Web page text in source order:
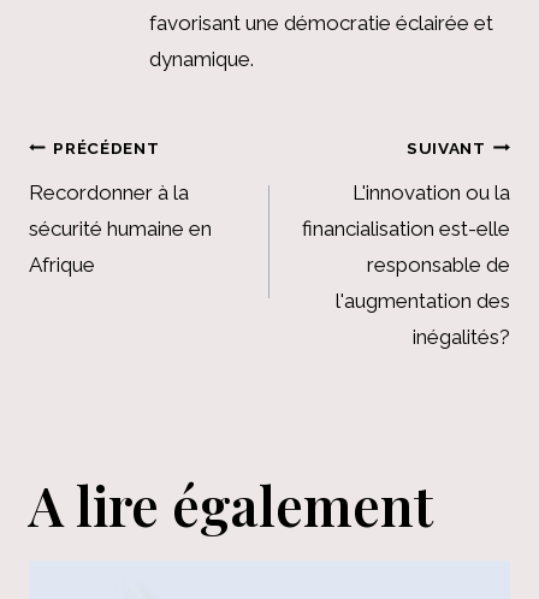
favorisant une démocratie éclairée et
dynamique.
Navigation
de
l’article
PRÉCÉDENT
Recordonner à la
sécurité humaine en
Afrique
SUIVANT
L'innovation ou la
financialisation est-elle
responsable de
l'augmentation des
inégalités?
A lire également